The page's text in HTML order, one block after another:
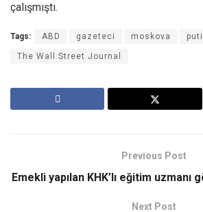
çalışmıştı.
Tags: ABD gazeteci moskova
The Wall Street Journal
Previous Post
Emekli yapılan KHK’lı eğitim
Next Post